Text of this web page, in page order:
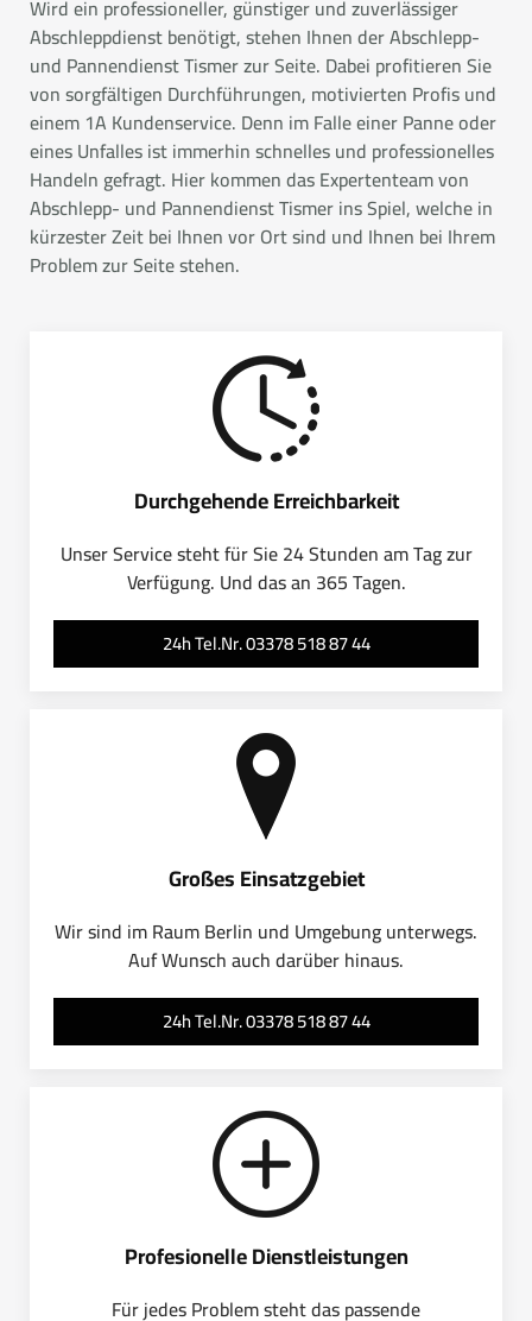
Wird ein professioneller, günstiger und zuverlässiger
Abschleppdienst benötigt, stehen Ihnen der Abschlepp-
und Pannendienst Tismer zur Seite. Dabei profitieren Sie
von sorgfältigen Durchführungen, motivierten Profis und
einem 1A Kundenservice. Denn im Falle einer Panne oder
eines Unfalles ist immerhin schnelles und professionelles
Handeln gefragt. Hier kommen das Expertenteam von
Abschlepp- und Pannendienst Tismer ins Spiel, welche in
kürzester Zeit bei Ihnen vor Ort sind und Ihnen bei Ihrem
Problem zur Seite stehen.
Durchgehende Erreichbarkeit
Unser Service steht für Sie 24 Stunden am Tag zur
Verfügung. Und das an 365 Tagen.
24h Tel.Nr. 03378 518 87 44
Großes Einsatzgebiet
Wir sind im Raum Berlin und Umgebung unterwegs.
Auf Wunsch auch darüber hinaus.
24h Tel.Nr. 03378 518 87 44
Profesionelle Dienstleistungen
Für jedes Problem steht das passende